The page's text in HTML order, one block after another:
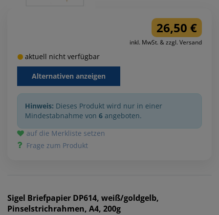
26,50 €
inkl. MwSt. & zzgl. Versand
aktuell nicht verfügbar
Alternativen anzeigen
Hinweis: Dieses Produkt wird nur in einer
Mindestabnahme von 6 angeboten.
auf die Merkliste setzen
Frage zum Produkt
Sigel Briefpapier DP614, weiß/goldgelb,
Pinselstrichrahmen, A4, 200g